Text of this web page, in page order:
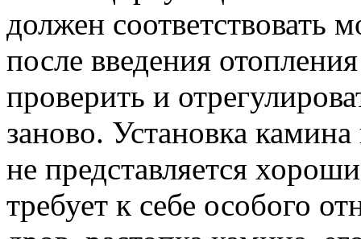
должен соответствовать
после введения
проверить и
заново. Установка
не представляется
требует к себе особого